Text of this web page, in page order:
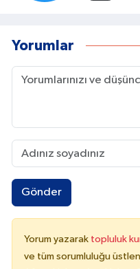
Yorumlar
Gönder
Yorum yazarak topluluk
ve tüm sorumluluğu